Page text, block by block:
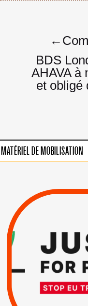
l’article
←
BDS
AHAVA à
et obligé
MATÉRIEL DE MOBILISATION
VIOLATIONS DES
SUSPENSION
TOTALE DE
L’ACCORD
D’ASSOCIATION UE-
ISRAËL